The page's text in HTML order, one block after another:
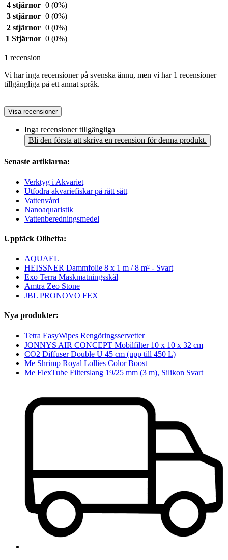
4 stjärnor 0 (0%)
3 stjärnor 0 (0%)
2 stjärnor 0 (0%)
1 Stjärnor 0 (0%)
1 recension
Vi har inga recensioner på svenska ännu, men vi har 1 recensioner
tillgängliga på ett annat språk.
Visa recensioner
Inga recensioner tillgängliga
Bli den första att skriva en recension för denna produkt.
Senaste artiklarna:
Verktyg i Akvariet
Utfodra akvariefiskar på rätt sätt
Vattenvård
Nanoaquaristik
Vattenberedningsmedel
Upptäck Olibetta:
AQUAEL
HEISSNER Dammfolie 8 x 1 m / 8 m² - Svart
Exo Terra Maskmatningsskål
Amtra Zeo Stone
JBL PRONOVO FEX
Nya produkter:
Tetra EasyWipes Rengöringsservetter
JONNYS AIR CONCEPT Mobilfilter 10 x 10 x 32 cm
CO2 Diffuser Double U 45 cm (upp till 450 L)
Me Shrimp Royal Lollies Color Boost
Me FlexTube Filterslang 19/25 mm (3 m), Silikon Svart